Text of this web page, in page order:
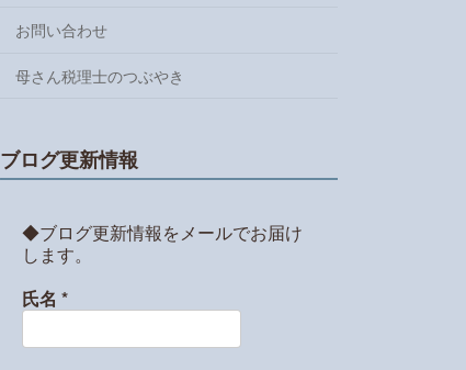
お問い合わせ
母さん税理士のつぶやき
ブログ更新情報
◆ブログ更新情報をメールでお届け
します。
氏名*